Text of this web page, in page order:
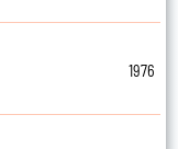
1976